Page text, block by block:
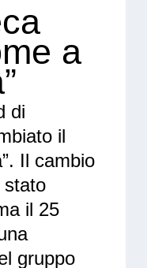
a
di
il
Il cambio
stato
il 25
gruppo